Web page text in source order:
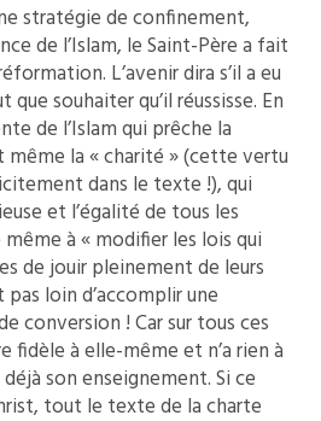
stratégie de confinement,
de l’Islam, le Saint-Père a fait
L’avenir dira s’il a eu
souhaiter qu’il réussisse. En
de l’Islam qui prêche la
la « charité » (cette vertu
dans le texte !), qui
et l’égalité de tous les
à « modifier les lois qui
de jouir pleinement de leurs
loin d’accomplir une
conversion ! Car sur tous ces
fidèle à elle-même et n’a rien à
son enseignement. Si ce
tout le texte de la charte